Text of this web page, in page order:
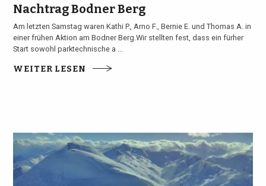
Nachtrag Bodner Berg
Am letzten Samstag waren Kathi P., Arno F., Bernie E. und Thomas A. in
einer frühen Aktion am Bodner Berg.Wir stellten fest, dass ein fürher
Start sowohl parktechnische a ...
WEITER LESEN